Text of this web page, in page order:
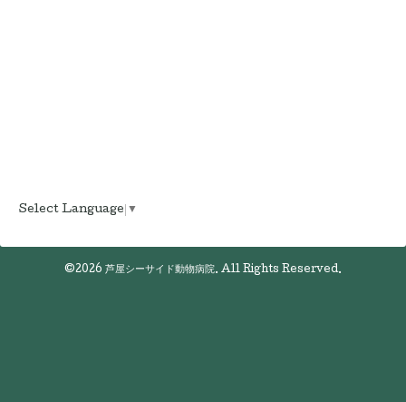
Select Language ▼
©2026 芦屋シーサイド動物病院. All Rights Reserved.